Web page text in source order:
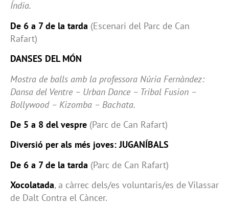
Índia.
De 6 a 7 de la tarda (Escenari del Parc de Can
Rafart)
DANSES DEL MÓN
Mostra de balls amb la professora Núria Fernàndez:
Dansa del Ventre – Urban Dance – Tribal Fusion –
Bollywood – Kizomba – Bachata.
De 5 a 8 del vespre (Parc de Can Rafart)
Diversió per als més joves: JUGANÍBALS
De 6 a 7 de la tarda (Parc de Can Rafart)
Xocolatada, a càrrec dels/es voluntaris/es de Vilassar
de Dalt Contra el Càncer.